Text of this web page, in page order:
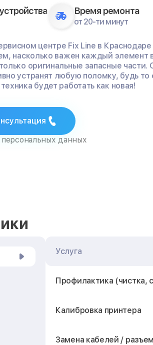
Время ремонта
от 20-ти минут
центре Fix Line в
насколько важен каждый элемент
оригинальные запасные части.
устранят любую поломку, будь то
будет работать как новая!
персональных данных
Услуга
Профилактика (чистка,
Калибровка принтера
Замена кабелей /